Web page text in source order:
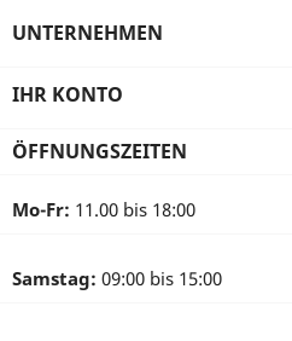
UNTERNEHMEN
IHR KONTO
ÖFFNUNGSZEITEN
Mo-Fr: 11.00 bis 18:00
Samstag: 09:00 bis 15:00